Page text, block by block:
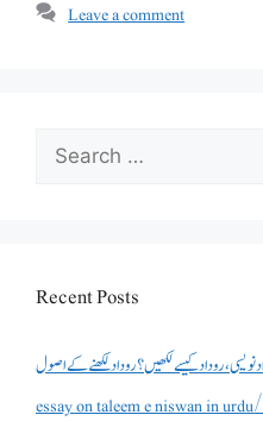
Leave a comment
Search
for:
Recent Posts
نویسی ،روداد کیسے لکھیں؟ روداد لکھنے کے اصول